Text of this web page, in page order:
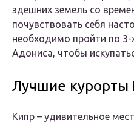
здешних земель со
почувствовать себя
необходимо пройти по
Адониса, чтобы
Лучшие курорты
Кипр – удивительное